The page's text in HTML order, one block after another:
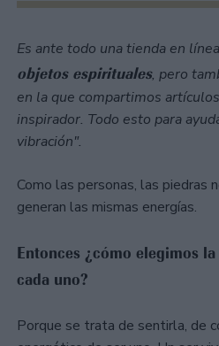
Es ante todo una tienda en
objetos espirituales, pero
en la que compartimos
inspirador. Todo esto para
vibración".
Como las personas, las piedras
generan las mismas energías.
Entonces ¿cómo elegimos
cada uno?
Porque se trata de sentirla, de